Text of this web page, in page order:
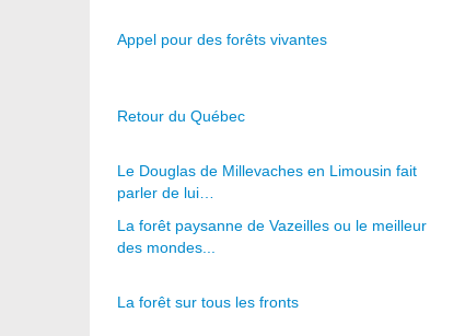
Appel pour des forêts vivantes
Retour du Québec
Le Douglas de Millevaches en Limousin fait
parler de lui…
La forêt paysanne de Vazeilles ou le meilleur
des mondes...
La forêt sur tous les fronts